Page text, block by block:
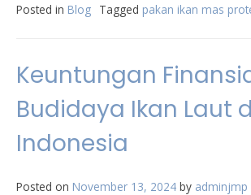
Posted in Blog Tagged pakan ikan mas
Keuntungan
Budidaya Ikan Laut
Indonesia
Posted on November 13, 2024 by adminjmp